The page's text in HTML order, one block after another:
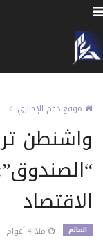
موقع دعم الإخباري
واشنطن
الاقتصاد
العالم منذ 4 أعوام